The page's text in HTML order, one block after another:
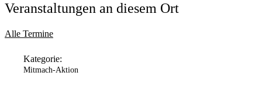
Veranstaltungen an diesem Ort
Alle Termine
Kategorie:
Mitmach-Aktion